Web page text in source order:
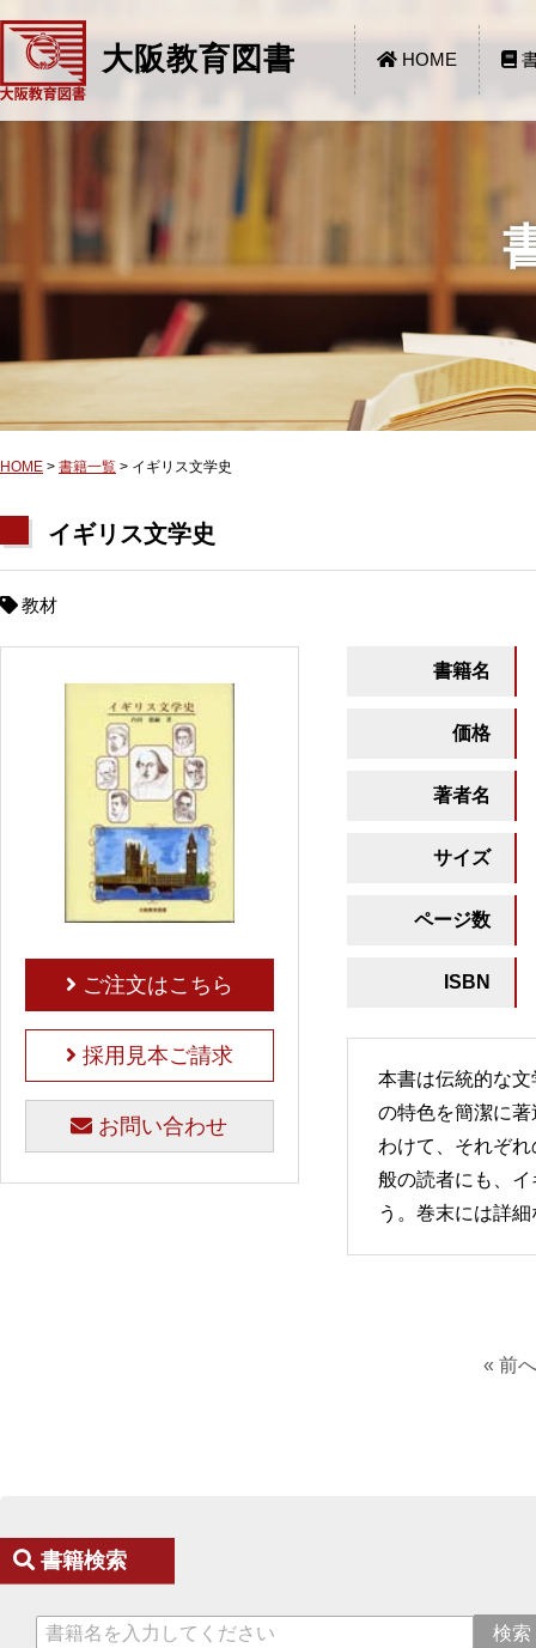
大阪教育図書 HOME
HOME > 書籍一覧 > イギリス文学史
イギリス文学史
教材
ご注文はこちら
採用見本ご請求
お問い合わせ
書籍名
価格
著者名
サイズ
ページ数
ISBN
本書は伝統的な
の特色を簡潔に
わけて、それぞ
般の読者にも、
う。巻末には詳
« 前へ
書籍検索